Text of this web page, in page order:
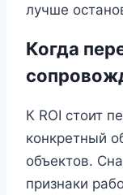
лучше
Когда
К ROI стоит
конкретный
объектов.
признаки